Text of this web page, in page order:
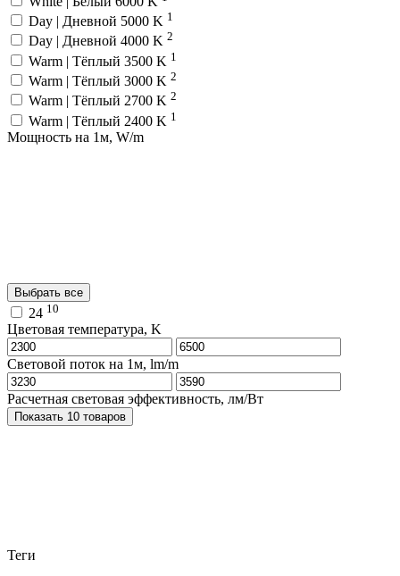
Day | Дневной 5000 K 1
Day | Дневной 4000 K 2
Warm | Тёплый 3500 K 1
Warm | Тёплый 3000 K 2
Warm | Тёплый 2700 K 2
Warm | Тёплый 2400 K 1
Мощность на 1м, W/m
Выбрать все
24 10
Цветовая температура, K
Световой поток на 1м, lm/m
Расчетная световая эффективность, лм/Вт
Показать 10 товаров
Теги